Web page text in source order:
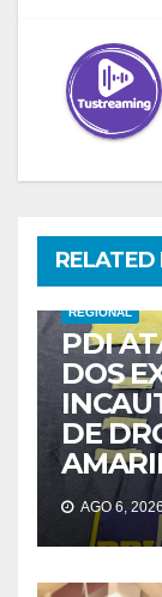
RELATED
REGIONAL
PDI
DOS
DE
AGO 6,